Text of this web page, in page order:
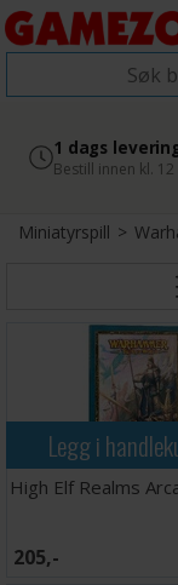
2 300+
Google
1 dags
Bestill innen kl. 12
Miniatyrspill>
Legg i
High Elf Realms
205,-